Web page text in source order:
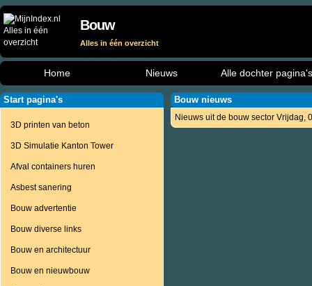
Bouw
Alles in één overzicht
Home Nieuws Alle dochter pagina's
Start pagina's
3D printen van beton
3D Simulatie Kanton Tower
Afval containers huren
Asbest sanering
Bouw advertentie
Bouw diverse links
Bouw en architectuur
Bouw en nieuwbouw
Bouw nieuws
Nieuws uit de bouw sector Vrijdag,